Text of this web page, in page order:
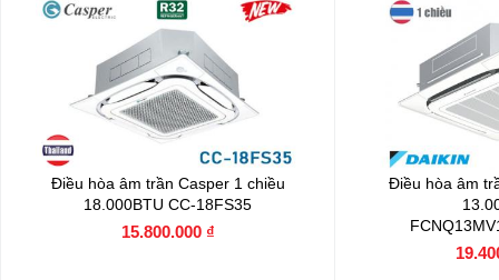
Điều hòa âm trần Casper 1 chiều
18.000BTU CC-18FS35
15.800.000 ₫
Điều hòa âm